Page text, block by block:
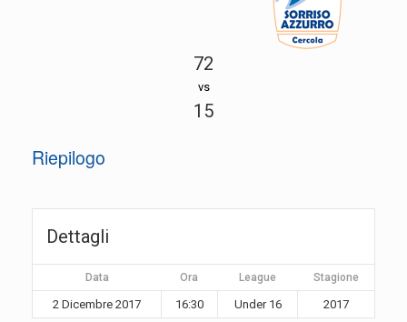
72
vs
15
Riepilogo
Dettagli
Data Ora League Stagione
2 Dicembre 2017 16:30 Under 16 2017